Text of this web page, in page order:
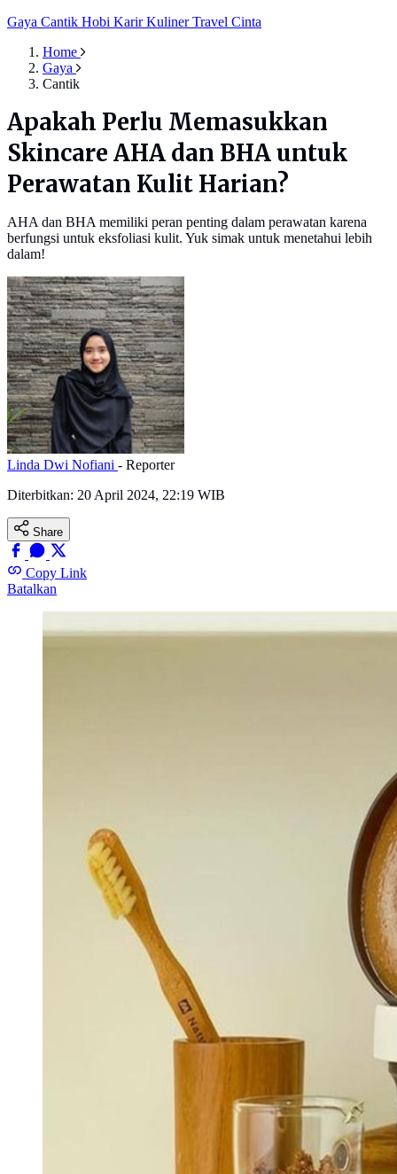
Gaya Cantik Hobi KarirKulinerTravel Cinta
Home
Gaya
Cantik
Apakah Perlu Memasukkan
Skincare AHA dan BHA untuk
Perawatan Kulit Harian?
AHA dan BHA memiliki peran penting dalam perawatan karena
berfungsi untuk eksfoliasi kulit. Yuk simak untuk menetahui lebih
dalam!
Linda Dwi Nofiani - Reporter
Diterbitkan: 20 April 2024, 22:19 WIB
Share
Copy Link
Batalkan